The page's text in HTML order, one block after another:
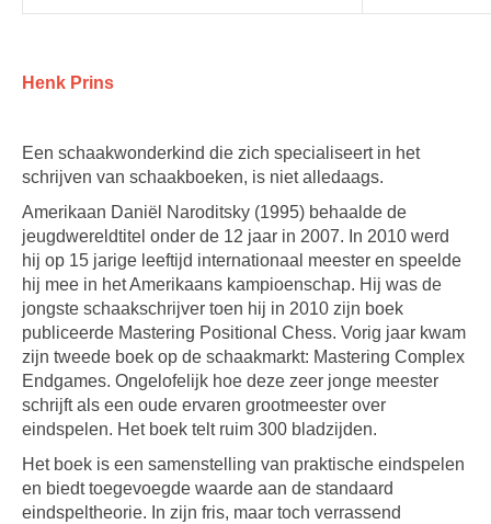
Henk Prins
Een schaakwonderkind die zich specialiseert in het
schrijven van schaakboeken, is niet alledaags.
Amerikaan Daniël Naroditsky (1995) behaalde de
jeugdwereldtitel onder de 12 jaar in 2007. In 2010 werd
hij op 15 jarige leeftijd internationaal meester en speelde
hij mee in het Amerikaans kampioenschap. Hij was de
jongste schaakschrijver toen hij in 2010 zijn boek
publiceerde Mastering Positional Chess. Vorig jaar kwam
zijn tweede boek op de schaakmarkt: Mastering Complex
Endgames. Ongelofelijk hoe deze zeer jonge meester
schrijft als een oude ervaren grootmeester over
eindspelen. Het boek telt ruim 300 bladzijden.
Het boek is een samenstelling van praktische eindspelen
en biedt toegevoegde waarde aan de standaard
eindspeltheorie. In zijn fris, maar toch verrassend